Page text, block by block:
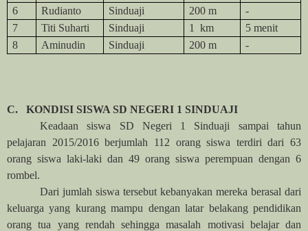
6 Rudianto Sinduaji 200 m
-
7
Titi Suharti Sinduaji 1 km
5 menit
8
Aminudin Sinduaji 200 m -
C.
KONDISI SISWA SD NEGERI 1 SINDUAJI
Keadaan siswa SD Negeri 1 Sinduaji sampai tahun
pelajaran 2015/2016 berjumlah 112 orang siswa terdiri dari 63
orang siswa laki-laki dan 49 orang siswa perempuan dengan 6
rombel.
Dari jumlah siswa tersebut kebanyakan mereka berasal dari
keluarga yang kurang mampu dengan latar belakang pendidikan
orang tua yang rendah sehingga masalah motivasi belajar dan